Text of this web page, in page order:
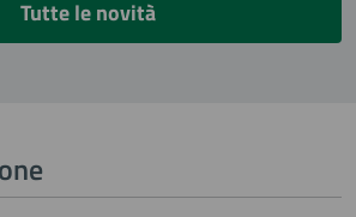
Tutte le novità